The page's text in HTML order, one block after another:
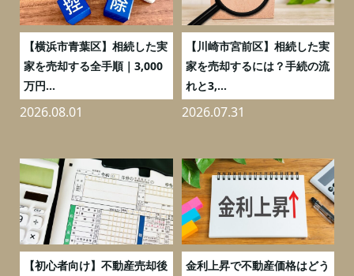
【横浜市青葉区】相続した実
家を売却する全手順｜3,000
万円...
2026.08.01
【川崎市宮前区】相続した実
家を売却するには？手続の流
れと3,...
2026.07.31
【初心者向け】不動産売却後
金利上昇で不動産価格はどう